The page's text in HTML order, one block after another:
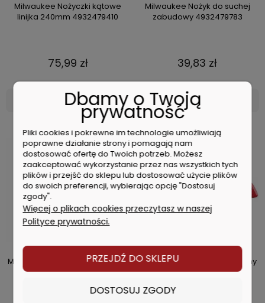
Milwaukee Nożyczki kątowe
linijka 240mm 4932479410
75,99 zł
DO KOSZYKA
Milwaukee Nożyk do suchej
zabudowy 4932479783
39,83 zł
DO KOSZYKA
MILWAUKEE Nożyk z metalowym
uchwytem 4932471358
MILWAUKEE Nóż nożyk składany
FASTBACK 4932471357
Dbamy o Twoją
prywatność
Pliki cookies i pokrewne im technologie umożliwiają
poprawne działanie strony i pomagają nam
dostosować ofertę do Twoich potrzeb. Możesz
zaakceptować wykorzystanie przez nas wszystkich tych
plików i przejść do sklepu lub dostosować użycie plików
do swoich preferencji, wybierając opcję "Dostosuj
zgody".
Więcej o plikach cookies przeczytasz w naszej
Polityce prywatności.
PRZEJDŹ DO SKLEPU
DOSTOSUJ ZGODY